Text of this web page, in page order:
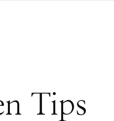
Tips